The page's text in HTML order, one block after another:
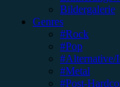
Bildergalerie
Genres
#Rock
#Pop
#Alternative/
#Metal
#Post-